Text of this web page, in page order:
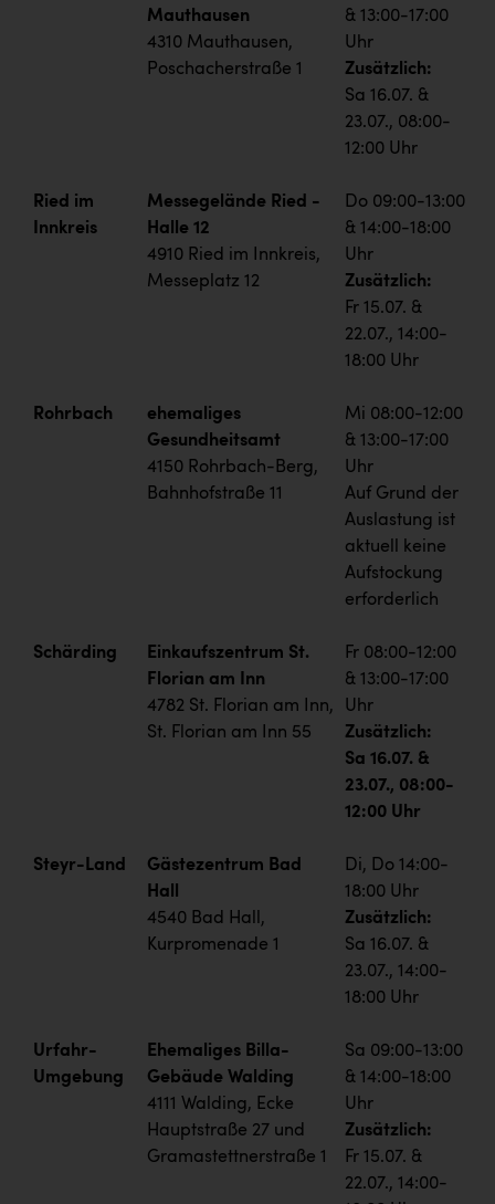
Mauthausen
4310 Mauthausen,
Poschacherstraße 1
& 13:00-17:00
Uhr
Zusätzlich:
Sa 16.07. &
23.07., 08:00-
12:00 Uhr
Ried im
Innkreis
Messegelände Ried -
Halle 12
4910 Ried im Innkreis,
Messeplatz 12
Do 09:00-13:00
& 14:00-18:00
Uhr
Zusätzlich:
Fr 15.07. &
22.07., 14:00-
18:00 Uhr
Rohrbach
ehemaliges
Gesundheitsamt
4150 Rohrbach-Berg,
Bahnhofstraße 11
Mi 08:00-12:00
& 13:00-17:00
Uhr
Auf Grund der
Auslastung ist
aktuell keine
Aufstockung
erforderlich
Schärding
Einkaufszentrum St.
Florian am Inn
4782 St. Florian am Inn,
St. Florian am Inn 55
Fr 08:00-12:00
& 13:00-17:00
Uhr
Zusätzlich:
Sa 16.07. &
23.07., 08:00-
12:00 Uhr
Steyr-Land
Gästezentrum Bad
Hall
4540 Bad Hall,
Kurpromenade 1
Di, Do 14:00-
18:00 Uhr
Zusätzlich:
Sa 16.07. &
23.07., 14:00-
18:00 Uhr
Urfahr-
Umgebung
Ehemaliges Billa-
Gebäude Walding
4111 Walding, Ecke
Hauptstraße 27 und
Gramastettnerstraße 1
Sa 09:00-13:00
& 14:00-18:00
Uhr
Zusätzlich:
Fr 15.07. &
22.07., 14:00-